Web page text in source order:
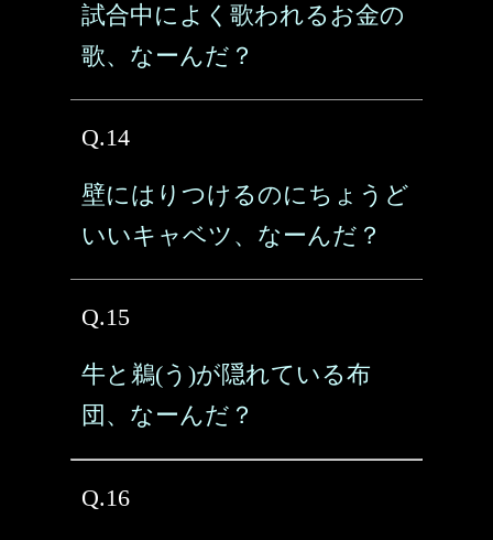
試合中によく歌われるお金の
歌、なーんだ？
Q.14
壁にはりつけるのにちょうど
いいキャベツ、なーんだ？
Q.15
牛と鵜(う)が隠れている布
団、なーんだ？
Q.16